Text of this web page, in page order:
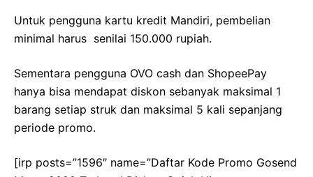
Untuk pengguna kartu kredit Mandiri, pembelian
minimal harus senilai 150.000 rupiah.
Sementara pengguna OVO cash dan ShopeePay
hanya bisa mendapat diskon sebanyak maksimal 1
barang setiap struk dan maksimal 5 kali sepanjang
periode promo.
[irp posts=”1596″ name=”Daftar Kode Promo Gosend